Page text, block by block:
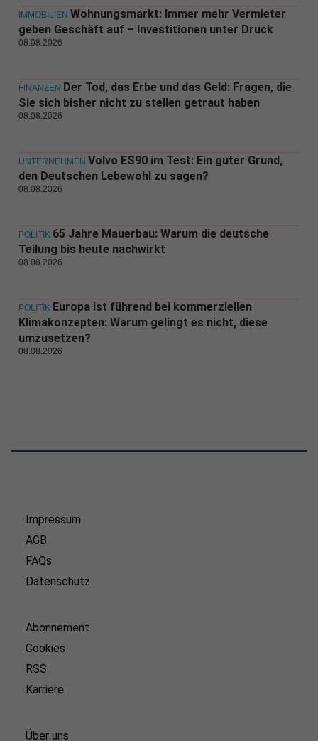
IMMOBILIEN Wohnungsmarkt: Immer mehr Vermieter
geben Geschäft auf – Investitionen unter Druck
08.08.2026
FINANZEN Der Tod, das Erbe und das Geld: Fragen, die
Sie sich bisher nicht zu stellen getraut haben
08.08.2026
UNTERNEHMEN Volvo ES90 im Test: Ein guter Grund,
den Deutschen Lebewohl zu sagen?
08.08.2026
POLITIK 65 Jahre Mauerbau: Warum die deutsche
Teilung bis heute nachwirkt
08.08.2026
POLITIK Europa ist führend bei kommerziellen
Klimakonzepten: Warum gelingt es nicht, diese
umzusetzen?
08.08.2026
Impressum
AGB
FAQs
Datenschutz
Abonnement
Cookies
RSS
Karriere
Über uns